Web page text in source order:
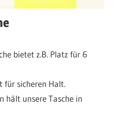
bietet z.B. Platz für 6
für sicheren Halt.
hält unsere Tasche in